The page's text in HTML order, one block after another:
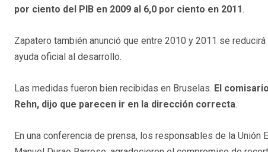
por ciento del PIB en 2009 al 6,0 por ciento en 2011.
Zapatero también anunció que entre 2010 y 2011 se
ayuda oficial al desarrollo.
Las medidas fueron bien recibidas en Bruselas. El
Rehn, dijo que parecen ir en la dirección correcta.
En una conferencia de prensa, los responsables de la